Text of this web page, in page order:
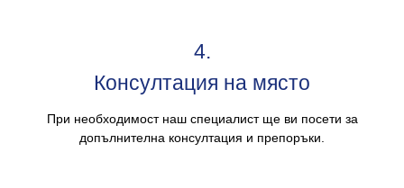
4.
Консултация на място
При необходимост наш специалист ще ви посети за
допълнителна консултация и препоръки.